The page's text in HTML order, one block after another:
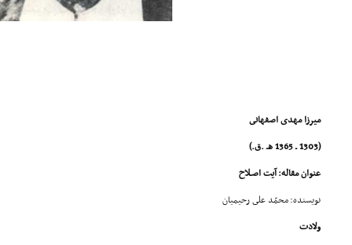
میرزا مهدى اصفهانى
(1303 ـ 1365 هـ .ق.)
عنوان مقاله: آیت اصـلاح
نویسنده: محمّد على رحیمیان
ولادت